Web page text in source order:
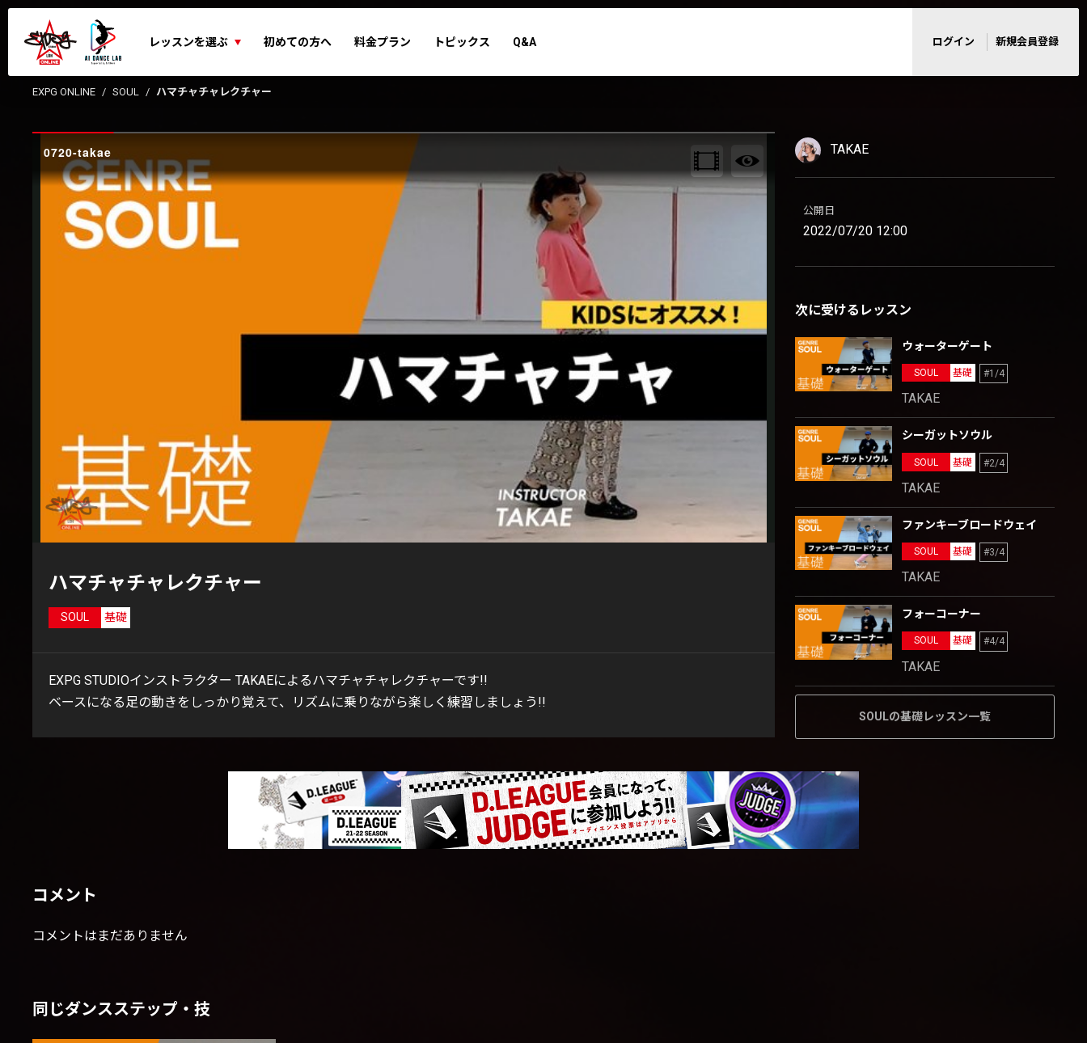
レッスンを選ぶ 初めての方へ 料金プラン トピックス Q&A ログイン 新規会員登録
EXPG ONLINE SOUL ハマチャチャレクチャー
0720-takae
ハマチャチャレクチャー
SOUL 基礎
EXPG STUDIOインストラクター TAKAEによるハマチャチャレクチャーです!!
ベースになる足の動きをしっかり覚えて、リズムに乗りながら楽しく練習しましょう!!
TAKAE
公開日
2022/07/20 12:00
次に受けるレッスン
ウォーターゲート
SOUL 基礎 #1/4
TAKAE
シーガットソウル
SOUL 基礎 #2/4
TAKAE
ファンキーブロードウェイ
SOUL 基礎 #3/4
TAKAE
フォーコーナー
SOUL 基礎 #4/4
TAKAE
SOULの基礎レッスン一覧
コメント
コメントはまだありません
同じダンスステップ・技